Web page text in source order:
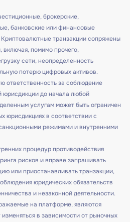
брокерские,
банковские или финансовые
транзакции сопряжены
включая, помимо прочего,
сети, неопределенность
потерю цифровых активов.
ответственность за соблюдение
юрисдикции до начала любой
услугам может быть ограничен
юрисдикциях в соответствии с
режимами и внутренними
процедур противодействия
рисков и вправе запрашивать
или приостанавливать транзакции,
юридических обязательств
и незаконной деятельности.
на платформе, являются
в зависимости от рыночных